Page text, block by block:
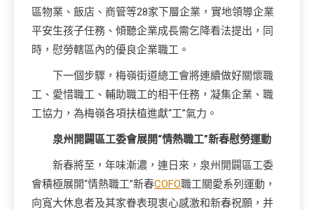
區物業、飯店、商管等28家下層企業，實地領導企業
平安生孩子任務、傾聽企業成長需乞降看法提出，同
時，慰勞轄區內的優良企業職工。
下一個步驟，梅嶺街道總工會將連續做好關懷職
工、愛惜職工、輔助職工的相干任務，凝集企業、職
工協力，為梅嶺各項扶植進獻“工”氣力。
泉州開闢區工委會展開“情熱職工”新春慰勞運動
新春將至，年味漸濃，連日來，泉州開闢區工委
會積極展開“情熱職工”新春COFO職工關愛系列運動，
向寬大休息者及其家眷表現衷心感激和新春祝願，并